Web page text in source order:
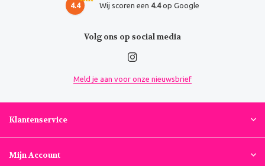
4.4 Wij scoren een 4.4op Google
Volg ons op social media
Meld je aan voor onze nieuwsbrief
Klantenservice
Mijn Account